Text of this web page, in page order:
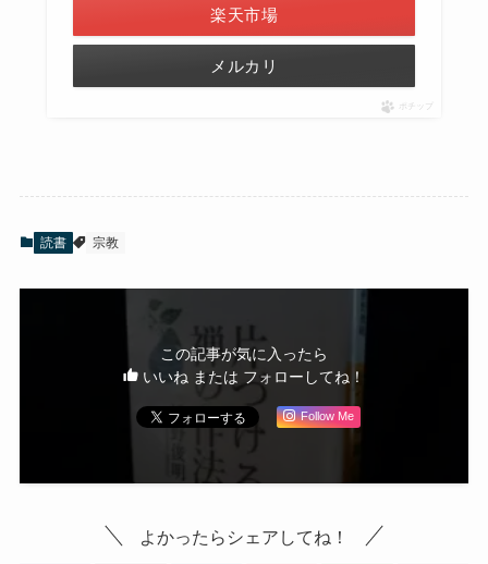
楽天市場
メルカリ
ポチップ
読書 宗教
この記事が気に入ったら
いいね または フォローしてね！
Follow Me
よかったらシェアしてね！